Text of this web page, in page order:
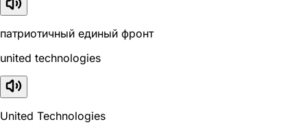
патриотичный единый фронт
united technologies
United Technologies